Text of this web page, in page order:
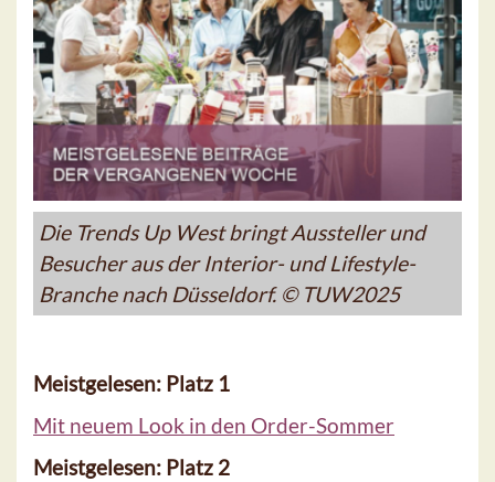
Die Trends Up West bringt Aussteller und
Besucher aus der Interior- und Lifestyle-
Branche nach Düsseldorf. © TUW2025
Meistgelesen: Platz 1
Mit neuem Look in den Order-Sommer
Meistgelesen: Platz 2